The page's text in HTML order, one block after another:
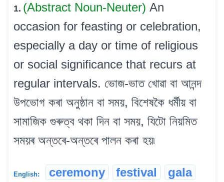
1. (Abstract Noun-Neuter) An
occasion for feasting or celebration,
especially a day or time of religious
or social significance that recurs at
regular intervals. ভোজ-ভাত খোৱা বা আনন্দ
উপভোগ কৰা অনুষ্ঠান বা সময়, বিশেষকৈ ধৰ্মীয় বা
সামাজিক গুৰুত্ব থকা দিন বা সময়, যিটো নিয়মিত
সময়ৰ অন্তৰে-অন্তৰে পালন কৰা হয়৷
English: ceremony festival gala